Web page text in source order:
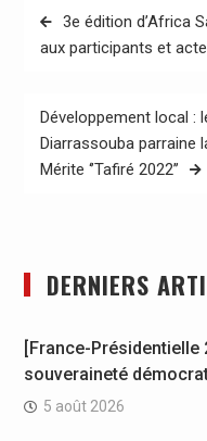
Navigation
de
3e édition d’Africa
aux participants et
Développement local :
Diarrassouba parraine
Mérite ‘’Tafiré 2022’’
DERNIERS
[France-Présidentielle
souveraineté
5 août 2026